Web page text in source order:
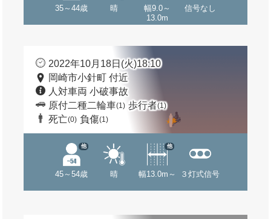
35～44歳 晴
幅9.0～
13.0m
信号なし
2022年10月18日(火)18:10
岡崎市小針町 付近
人対車両 小破事故
原付二種二輪車(1) 歩行者(1)
死亡(0) 負傷(1)
45～54歳
他
晴 幅13.0m～
他
３灯式信号